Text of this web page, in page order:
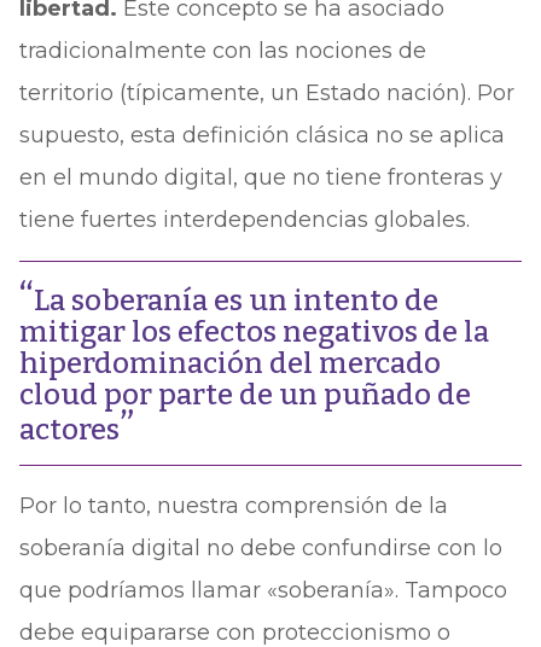
libertad. Este concepto se ha asociado
tradicionalmente con las nociones de
territorio (típicamente, un Estado nación). Por
supuesto, esta definición clásica no se aplica
en el mundo digital, que no tiene fronteras y
tiene fuertes interdependencias globales.
La soberanía es un intento de
mitigar los efectos negativos de la
hiperdominación del mercado
cloud por parte de un puñado de
actores
Por lo tanto, nuestra comprensión de la
soberanía digital no debe confundirse con lo
que podríamos llamar «soberanía». Tampoco
debe equipararse con proteccionismo o